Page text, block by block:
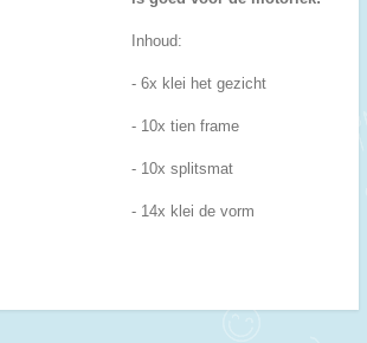
Inhoud:
- 6x klei het gezicht
- 10x tien frame
- 10x splitsmat
- 14x klei de vorm